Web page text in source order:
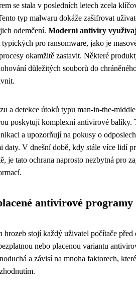
se stala v posledních letech zcela
typ malwaru dokáže zašifrovat
odemčení. Moderní antiviry
pro ransomware, jako je
okamžitě zastavit. Některé
důležitých souborů do
a detekce útoků typu man-in-the-
poskytují komplexní antivirové balíky.
a upozorňují na pokusy o
daty. V dnešní době, kdy stále více lidí
je tato ochrana naprosto nezbytná pro
antivirové programy
hrozeb stojí každý uživatel počítače před
nebo placenou variantu
a závisí na mnoha faktorech,